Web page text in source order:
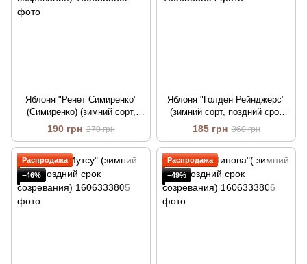
Яблоня "Ренет Симиренко"
(Симиренко) (зимний сорт,
поздний срок созревания)
190 грн 270 грн
Яблоня "Голден Рейнджерс"
(зимний сорт, поздний срок
созревания)
185 грн 360 грн
Распродажа
−46%
Распродажа
−49%